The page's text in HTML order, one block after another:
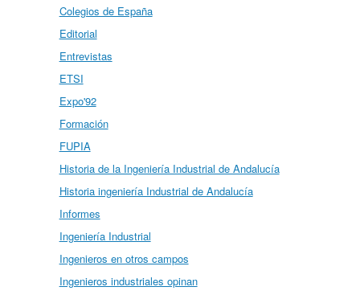
Colegios de España
Editorial
Entrevistas
ETSI
Expo'92
Formación
FUPIA
Historia de la Ingeniería Industrial de Andalucía
Historia ingeniería Industrial de Andalucía
Informes
Ingeniería Industrial
Ingenieros en otros campos
Ingenieros industriales opinan